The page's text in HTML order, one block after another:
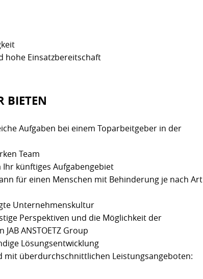
hohe Einsatzbereitschaft
BIETEN
Aufgaben bei einem Toparbeitgeber in der
Team
künftiges Aufgabengebiet
für einen Menschen mit Behinderung je nach Art
Unternehmenskultur
Perspektiven und die Möglichkeit der
ANSTOETZ Group
Lösungsentwicklung
überdurchschnittlichen Leistungsangeboten: